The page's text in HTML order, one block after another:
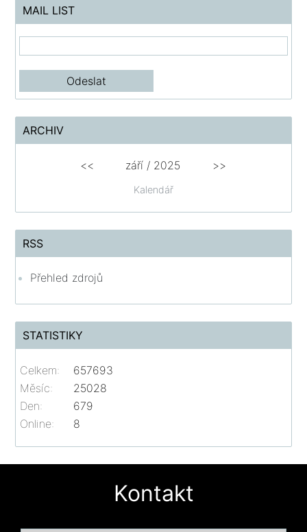
MAIL LIST
ARCHIV
Kalendář
<< září / 2025 >>
RSS
Přehled zdrojů
STATISTIKY
Online: 8
Celkem:
657693
Měsíc:
25028
Den:
679
Kontakt